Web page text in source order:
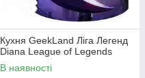
Кухня GeekLand Ліга Легенд
Diana League of Legends
В наявності